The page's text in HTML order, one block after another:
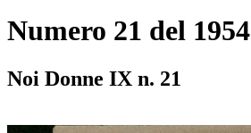
Numero 21 del 1954
Noi Donne IX n. 21